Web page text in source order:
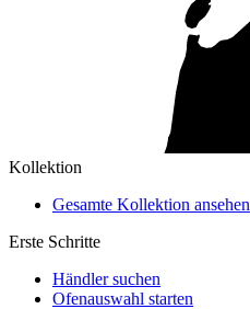
Kollektion
Gesamte Kollektion ansehen
Erste Schritte
Händler suchen
Ofenauswahl starten